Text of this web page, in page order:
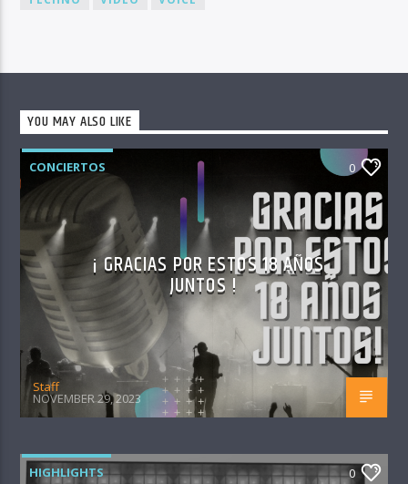
YOU MAY ALSO LIKE
CONCIERTOS 0
¡ GRACIAS POR ESTOS 18 AÑOS
JUNTOS !
Staff
NOVEMBER 29, 2023
HIGHLIGHTS 0